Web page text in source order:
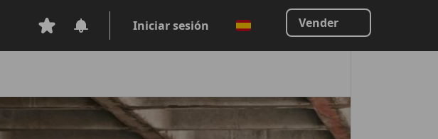
Iniciar sesión Vender